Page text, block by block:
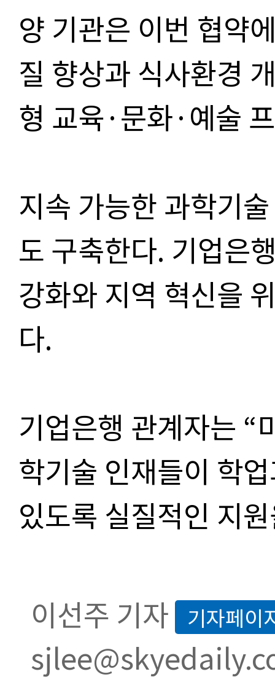
양 기관은 이번 협약
질 향상과 식사환경
형 교육·문화·예술
지속 가능한 과학기
도 구축한다. 기업은
강화와 지역 혁신을
다.
기업은행 관계자는 “
학기술 인재들이 학
있도록 실질적인 지
이선주 기자 기자페이